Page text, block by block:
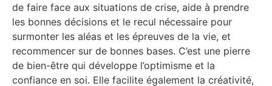
de faire face aux situations de crise, aide à prendre
les bonnes décisions et le recul nécessaire pour
surmonter les aléas et les épreuves de la vie, et
recommencer sur de bonnes bases. C’est une pierre
de bien-être qui développe l’optimisme et la
confiance en soi. Elle facilite également la créativité,